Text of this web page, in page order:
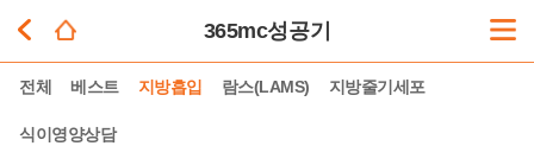
365mc성공기
전체 베스트 지방흡입 람스(LAMS) 지방줄기세포
식이영양상담